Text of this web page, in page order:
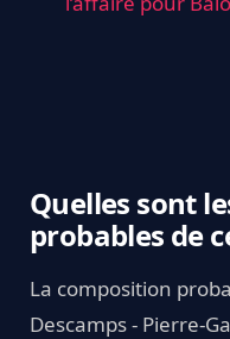
Quelles sont
probables de
La composition
Descamps - Pierre-